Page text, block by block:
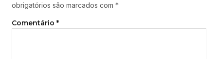
obrigatórios são marcados com *
Comentário *